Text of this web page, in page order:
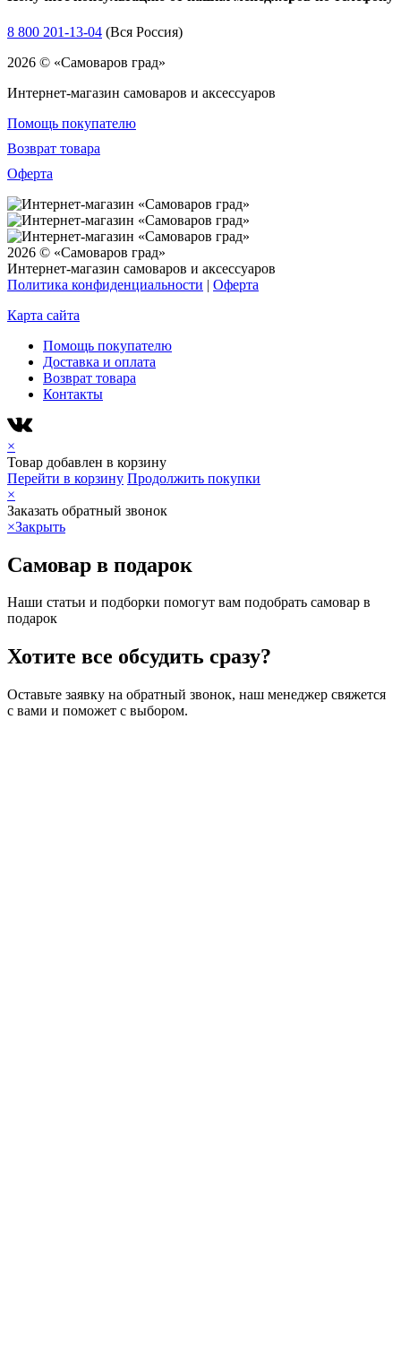
8 800 201-13-04 (Вся Россия)
2026 © «Самоваров град»
Интернет-магазин самоваров и аксессуаров
Помощь покупателю
Возврат товара
Оферта
2026 © «Самоваров град»
Интернет-магазин самоваров и аксессуаров
Политика конфиденциальности | Оферта
Карта сайта
Помощь покупателю
Доставка и оплата
Возврат товара
Контакты
×
Товар добавлен в корзину
Перейти в корзину Продолжить покупки
×
Заказать обратный звонок
×Закрыть
Самовар в подарок
Наши статьи и подборки помогут вам подобрать самовар в
подарок
Хотите все обсудить сразу?
Оставьте заявку на обратный звонок, наш менеджер свяжется
с вами и поможет с выбором.